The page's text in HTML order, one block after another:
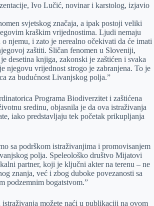
Ivo Lučić, novinar i karstolog, izjavio
svjetskog značaja, a ipak postoji veliki
kraškim vrijednostima. Ljudi nemaju
njemu, i zato je nerealno očekivati da će imati
zaštiti. Sličan fenomen u Sloveniji,
desetina knjiga, zakonski je zaštićen i svaka
njegovu vrijednost strogo je zabranjena. To je
za budućnost Livanjskog polja.”
Programa Biodiverzitet i zaštićena
sredinu, objasnila je da ova istraživanja
iako predstavljaju tek početak prikupljanja
sa podrškom istraživanjima i promovisanjem
polja. Speleološko društvo Mijatovi
partner, koji je ključni akter na terenu – ne
znanja, već i zbog duboke povezanosti sa
podzemnim bogatstvom.”
istraživanja možete naći u publikaciji na ovom